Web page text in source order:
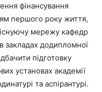
фінансування
першого року життя,
мережу кафедр
в закладах додипломної
підготовку
установах академії
та аспірантурі.